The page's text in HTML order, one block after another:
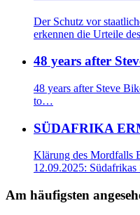
Der Schutz vor
erkennen die Urteile
48 years after
48 years after Steve
to…
SÜDAFRIKA
Klärung des
12.09.2025:
Am häufigsten